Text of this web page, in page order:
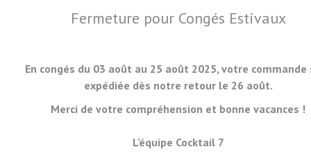
MENU
Fermeture pour Congés Estivaux
En congés du 03 août au 25 août 2025, votre commande
expédiée dès notre retour le 26 août.
Merci de votre compréhension et bonne vacances !
L'équipe Cocktail 7